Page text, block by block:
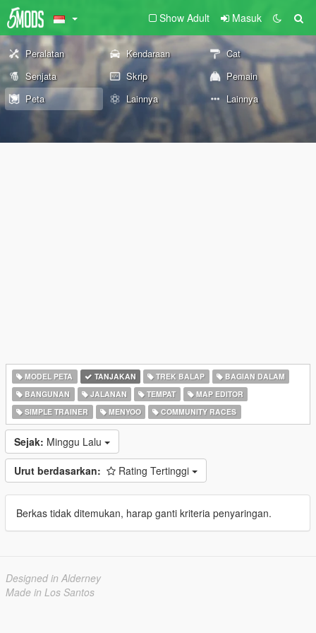
Show Adult Masuk
Peralatan Kendaraan
Cat
Senjata
Skrip
Pemain
Peta
Lainnya Lainnya
MODEL PETA TANJAKAN TREK BALAP
BAGIAN DALAM
BANGUNAN
JALANAN TEMPAT
MAP EDITOR
SIMPLE TRAINER
MENYOO COMMUNITY RACES
Sejak: Minggu Lalu
Urut berdasarkan: Rating Tertinggi
Berkas tidak ditemukan, harap ganti kriteria penyaringan.
Designed in Alderney
Made in Los Santos